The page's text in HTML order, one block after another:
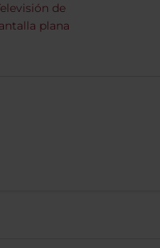
de
plana